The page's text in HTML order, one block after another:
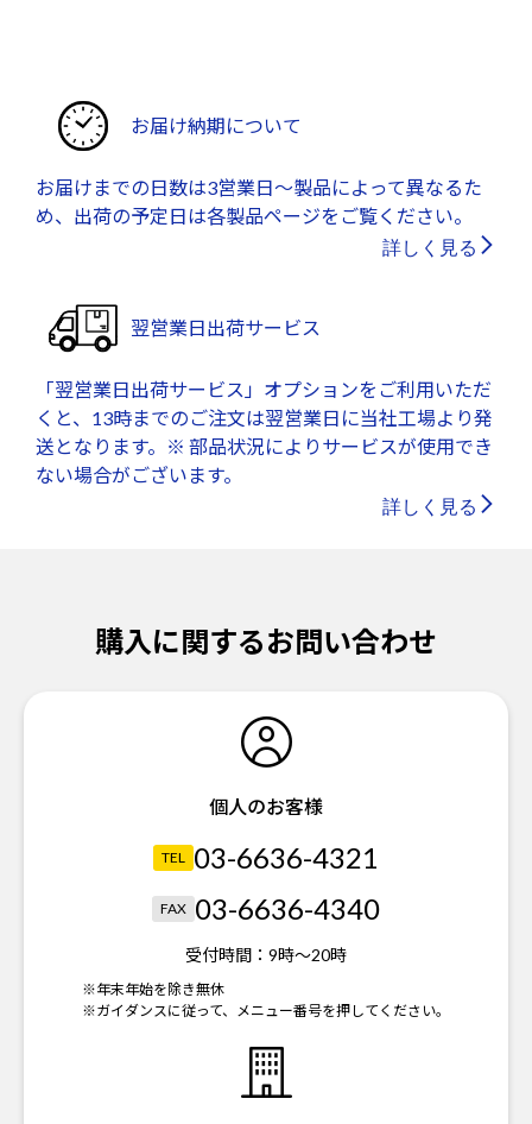
お届け納期について
お届けまでの日数は3営業日～製品によって異なるた
め、出荷の予定日は各製品ページをご覧ください。
詳しく見る
翌営業日出荷サービス
「翌営業日出荷サービス」オプションをご利用いただ
くと、13時までのご注文は翌営業日に当社工場より発
送となります。※ 部品状況によりサービスが使用でき
ない場合がございます。
詳しく見る
購入に関するお問い合わせ
個人のお客様
TEL 03-6636-4321
FAX 03-6636-4340
受付時間： 9時～20時
※年末年始を除き無休
※ガイダンスに従って、メニュー番号を押してください。